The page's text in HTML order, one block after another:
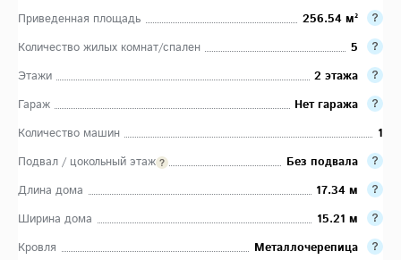
Приведенная площадь
256.54 м²
Количество жилых комнат/спален
5
Этажи
2 этажа
Гараж
Нет гаража
Количество машин
1
Подвал / цокольный этаж
Без подвала
Длина дома
17.34 м
Ширина дома
15.21 м
Кровля
Металлочерепица